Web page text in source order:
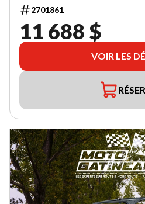
2701861
11 688 $
VOIR LES